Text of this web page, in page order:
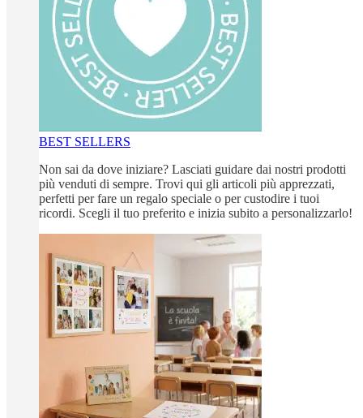
BEST SELLERS
Non sai da dove iniziare? Lasciati guidare dai nostri prodotti
più venduti di sempre. Trovi qui gli articoli più apprezzati,
perfetti per fare un regalo speciale o per custodire i tuoi
ricordi. Scegli il tuo preferito e inizia subito a personalizzarlo!